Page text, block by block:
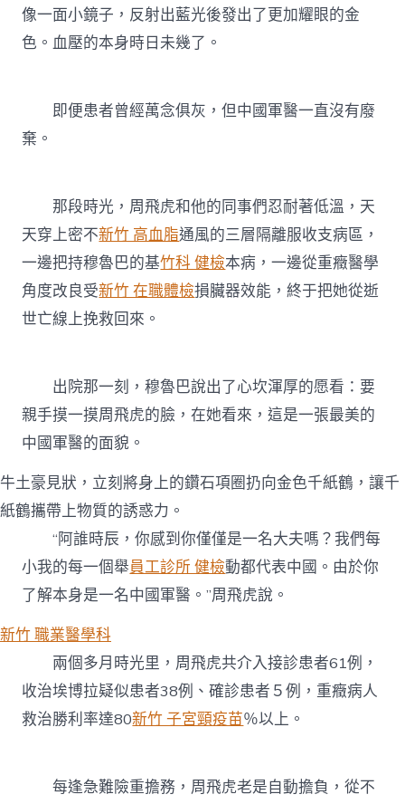
像一面小鏡子，反射出藍光後發出了更加耀眼的金
色。血壓的本身時日未幾了。
即便患者曾經萬念俱灰，但中國軍醫一直沒有廢
棄。
那段時光，周飛虎和他的同事們忍耐著低溫，天
天穿上密不新竹 高血脂通風的三層隔離服收支病區，
一邊把持穆魯巴的基竹科 健檢本病，一邊從重癥醫學
角度改良受新竹 在職體檢損臟器效能，終于把她從逝
世亡線上挽救回來。
出院那一刻，穆魯巴說出了心坎渾厚的愿看：要
親手摸一摸周飛虎的臉，在她看來，這是一張最美的
中國軍醫的面貌。
牛土豪見狀，立刻將身上的鑽石項圈扔向金色千紙鶴，讓千
紙鶴攜帶上物質的誘惑力。
“阿誰時辰，你感到你僅僅是一名大夫嗎？我們每
小我的每一個舉員工診所 健檢動都代表中國。由於你
了解本身是一名中國軍醫。”周飛虎說。
新竹 職業醫學科
兩個多月時光里，周飛虎共介入接診患者61例，
收治埃博拉疑似患者38例、確診患者５例，重癥病人
救治勝利率達80新竹 子宮頸疫苗％以上。
每逢急難險重擔務，周飛虎老是自動擔負，從不